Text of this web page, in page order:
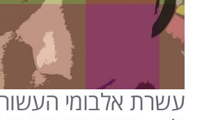
עשרת אלבומי